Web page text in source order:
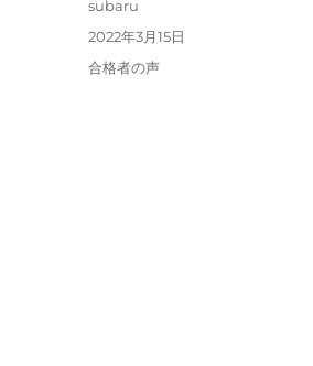
投
subaru
投
稿
2022年3月15日
カ
合格者の声